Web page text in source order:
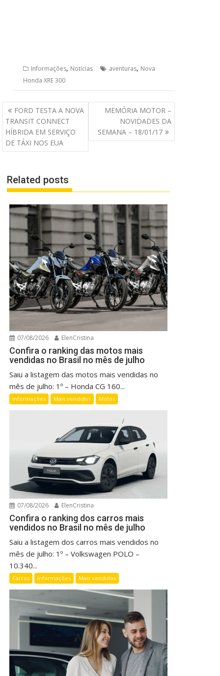
Informações, Notícias aventuras, Nova
Honda XRE 300
Navegação
de
Post
FORD TESTA A NOVA
TRANSIT CONNECT
HÍBRIDA EM SERVIÇO
DE TÁXI NOS EUA
MEMÓRIA MOTOR –
NOVIDADES DA
SEMANA – 18/01/17
Related posts
07/08/2026 ElenCristina
Confira o ranking das motos mais
vendidas no Brasil no mês de julho
Saiu a listagem das motos mais vendidas no
mês de julho: 1º – Honda CG 160...
Informações Mais vendidos Motos
07/08/2026 ElenCristina
Confira o ranking dos carros mais
vendidos no Brasil no mês de julho
Saiu a listagem dos carros mais vendidos no
mês de julho: 1º – Volkswagen POLO –
10.340...
Carros Informações Mais vendidos